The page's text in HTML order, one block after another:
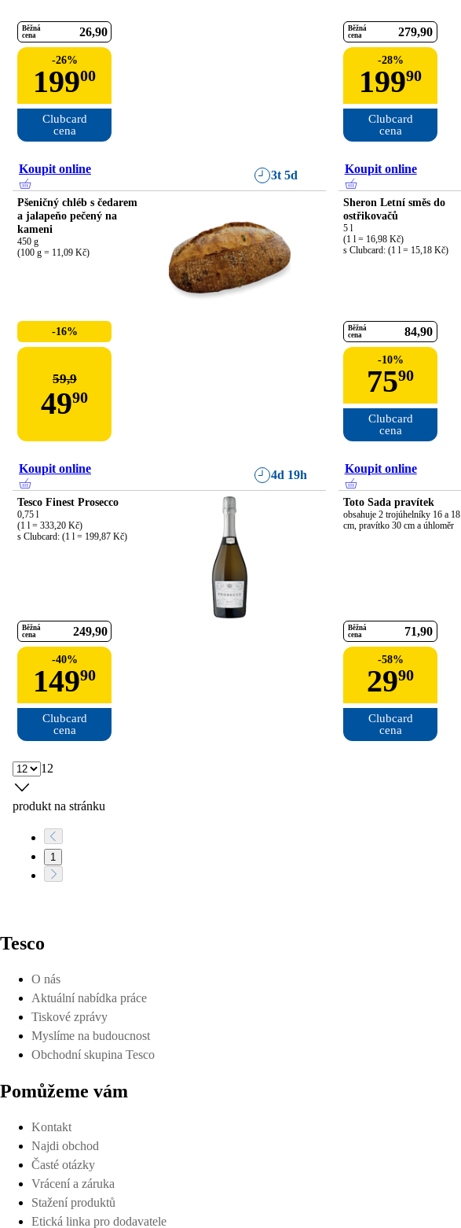
Běžná
cena
26 90
-26%
19900
Clubcard
cena
Běžná
cena
279 90
-28%
19990
Clubcard
cena
Koupit online 3t 5d
Pšeničný chléb s čedarem
a jalapeňo pečený na
kameni
450 g
(100 g = 11,09 Kč)
-16%
59,9
4990
Koupit online
Sheron Letní směs do
ostřikovačů
5 l
(1 l = 16,98 Kč)
s Clubcard: (1 l = 15,18 Kč)
Běžná
cena
84 90
-10%
7590
Clubcard
cena
Koupit online 4d 19h
Tesco Finest Prosecco
0,75 l
(1 l = 333,20 Kč)
s Clubcard: (1 l = 199,87 Kč)
Běžná
cena
249 90
-40%
14990
Clubcard
cena
Koupit online
Toto Sada pravítek
obsahuje 2 trojúhelníky 16 a 18
cm, pravítko 30 cm a úhloměr
Běžná
cena
71 90
-58%
2990
Clubcard
cena
12
produkt na stránku
1
Tesco
O nás
Aktuální nabídka práce
Tiskové zprávy
Myslíme na budoucnost
Obchodní skupina Tesco
Pomůžeme vám
Kontakt
Najdi obchod
Časté otázky
Vrácení a záruka
Stažení produktů
Etická linka pro dodavatele